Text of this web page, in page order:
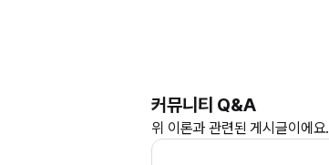
커뮤니티 Q&A
위 이론과 관련된 게시글이에요.